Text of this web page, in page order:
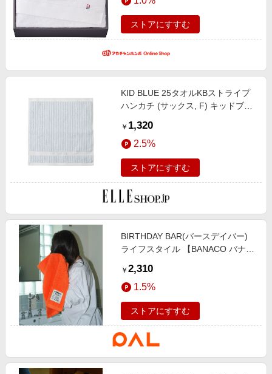
ストアにすすむ
KID BLUE 25タオルKBストライプ
ハンカチ (サックス, F) キッドブル
￥ 1,320
2.5%
ストアにすすむ
BIRTHDAY BAR(バースデイバー)
ライフスタイル 【BANACO バナ
ータオル オレンジ
￥ 2,310
1.5%
ストアにすすむ